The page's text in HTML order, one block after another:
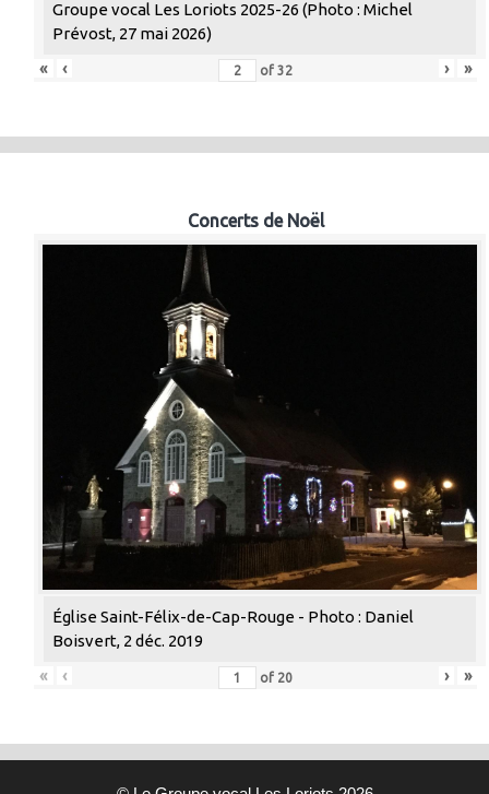
Groupe vocal Les Loriots 2025-26 (Photo : Michel
Prévost, 27 mai 2026)
«
‹ of 32 › »
Concerts de Noël
Église Saint-Félix-de-Cap-Rouge - Photo : Daniel
Boisvert, 2 déc. 2019
«
‹ of 20 › »